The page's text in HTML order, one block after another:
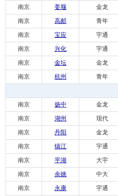
南京
姜堰 金龙
南京
高邮 青年
南京
宝应 宇通
南京
兴化 宇通
南京
金坛 金龙
南京
杭州 青年
南京
扬中 金龙
南京
湖州 现代
南京
丹阳 金龙
南京
镇江 宇通
南京
平湖 大宇
南京
余姚 中大
南京
永康 宇通